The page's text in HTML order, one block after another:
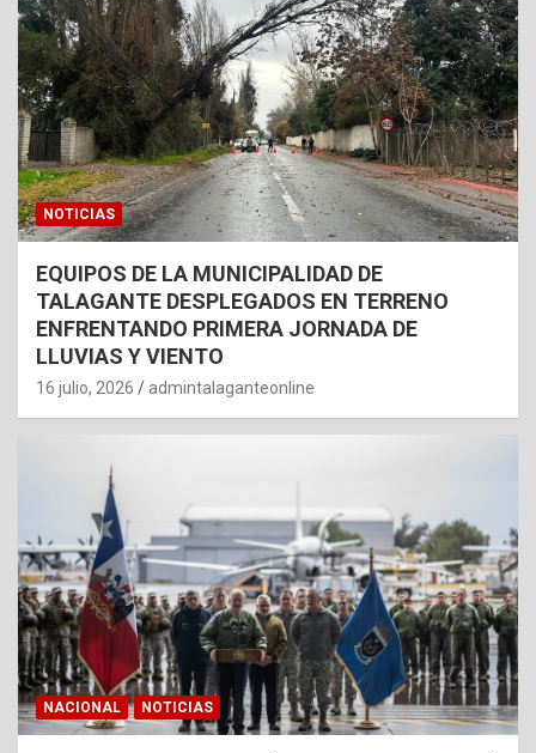
NOTICIAS
EQUIPOS DE LA MUNICIPALIDAD DE
TALAGANTE DESPLEGADOS EN TERRENO
ENFRENTANDO PRIMERA JORNADA DE
LLUVIAS Y VIENTO
16 julio, 2026 admintalaganteonline
NACIONAL NOTICIAS